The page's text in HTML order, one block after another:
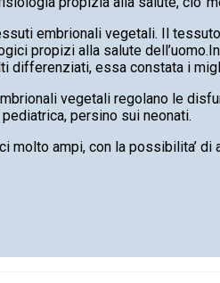
embrionali vegetali. Il
propizi alla salute
essa constata i
vegetali regolano le
persino sui neonati.
ampi, con la possibilita’